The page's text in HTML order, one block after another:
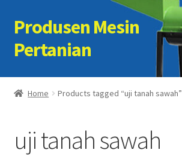
Skip
to
navigation
Skip
to
content
Produsen Mesin
Pertanian
Home
Cart
Home Products tagged “uji tanah sawah”
uji tanah sawah